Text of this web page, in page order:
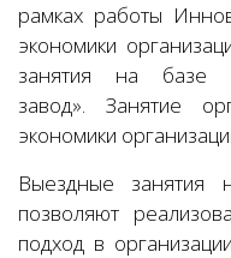
рамках работы
экономики
занятия на базе
завод». Занятие
экономики
Выездные занятия
позволяют
подход в